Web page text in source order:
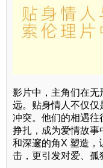
影片中，主角们在无
远。贴身情人不仅仅
冲突。他们的相遇往
挣扎，成为爱情故事
和深邃的角X 塑造，
击，更引发对爱、孤